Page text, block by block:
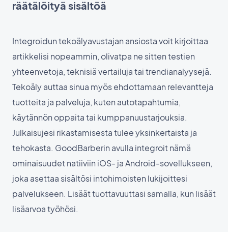
räätälöityä sisältöä
Integroidun tekoälyavustajan ansiosta voit kirjoittaa
artikkelisi nopeammin, olivatpa ne sitten testien
yhteenvetoja, teknisiä vertailuja tai trendianalyysejä.
Tekoäly auttaa sinua myös ehdottamaan relevantteja
tuotteita ja palveluja, kuten autotapahtumia,
käytännön oppaita tai kumppanuustarjouksia.
Julkaisujesi rikastamisesta tulee yksinkertaista ja
tehokasta. GoodBarberin avulla integroit nämä
ominaisuudet natiiviin iOS- ja Android-sovellukseen,
joka asettaa sisältösi intohimoisten lukijoittesi
palvelukseen. Lisäät tuottavuuttasi samalla, kun lisäät
lisäarvoa työhösi.